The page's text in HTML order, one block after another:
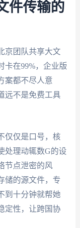
件传输的
京团队共享大文
卡在99%，企业版
案都不尽人意
远不是免费工具
仅仅是口号，核
处理动辄数G的设
节点泄密的风
储的源文件，专
到十分钟就帮她
定性，让跨国协